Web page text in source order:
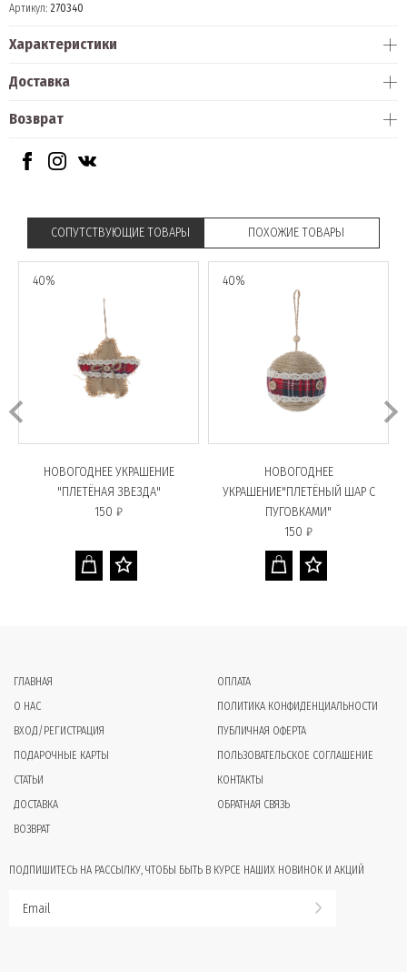
Артикул: 270340
Характеристики
Доставка
Возврат
СОПУТСТВУЮЩИЕ ТОВАРЫ ПОХОЖИЕ ТОВАРЫ
40%
НОВОГОДНЕЕ УКРАШЕНИЕ
"ПЛЕТЁНАЯ ЗВЕЗДА"
150 ₽
40%
НОВОГОДНЕЕ
УКРАШЕНИЕ"ПЛЕТЁНЫЙ ШАР С
ПУГОВКАМИ"
150 ₽
ГЛАВНАЯ
О НАС
ВХОД/РЕГИСТРАЦИЯ
ПОДАРОЧНЫЕ КАРТЫ
СТАТЬИ
ДОСТАВКА
ВОЗВРАТ
ОПЛАТА
ПОЛИТИКА КОНФИДЕНЦИАЛЬНОСТИ
ПУБЛИЧНАЯ ОФЕРТА
ПОЛЬЗОВАТЕЛЬСКОЕ СОГЛАШЕНИЕ
КОНТАКТЫ
ОБРАТНАЯ СВЯЗЬ
ПОДПИШИТЕСЬ НА РАССЫЛКУ, ЧТОБЫ БЫТЬ В КУРСЕ НАШИХ НОВИНОК И АКЦИЙ